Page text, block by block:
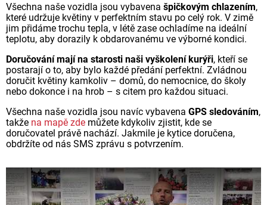
Všechna naše vozidla jsou vybavena špičkovým chlazením,
které udržuje květiny v perfektním stavu po celý rok. V zimě
jim přidáme trochu tepla, v létě zase ochladíme na ideální
teplotu, aby dorazily k obdarovanému ve výborné kondici.
Doručování mají na starosti naši vyškolení kurýři, kteří se
postarají o to, aby bylo každé předání perfektní. Zvládnou
doručit květiny kamkoliv – domů, do nemocnice, do školy
nebo dokonce i na hrob – s citem pro každou situaci.
Všechna naše vozidla jsou navíc vybavena GPS sledováním,
takže na mapě zde můžete kdykoliv zjistit, kde se
doručovatel právě nachází. Jakmile je kytice doručena,
obdržíte od nás SMS zprávu s potvrzením.